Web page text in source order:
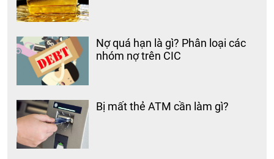
Nợ quá hạn là gì? Phân loại các
nhóm nợ trên CIC
Bị mất thẻ ATM cần làm gì?